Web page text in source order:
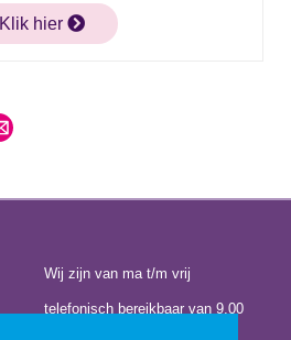
Klik hier
Wij zijn van ma t/m vrij
telefonisch bereikbaar van 9.00